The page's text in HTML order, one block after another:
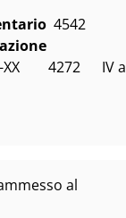
4542
4272      IV a
al